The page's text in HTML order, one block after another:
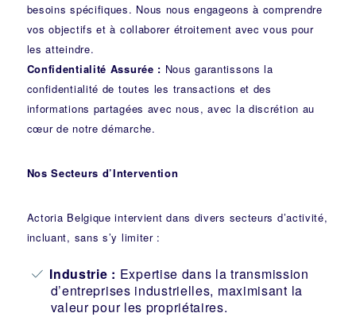
besoins spécifiques. Nous nous engageons à comprendre
vos objectifs et à collaborer étroitement avec vous pour
les atteindre.
Confidentialité Assurée : Nous garantissons la
confidentialité de toutes les transactions et des
informations partagées avec nous, avec la discrétion au
cœur de notre démarche.
Nos Secteurs d’Intervention
Actoria Belgique intervient dans divers secteurs d’activité,
incluant, sans s’y limiter :
Industrie : Expertise dans la transmission
d’entreprises industrielles, maximisant la
valeur pour les propriétaires.